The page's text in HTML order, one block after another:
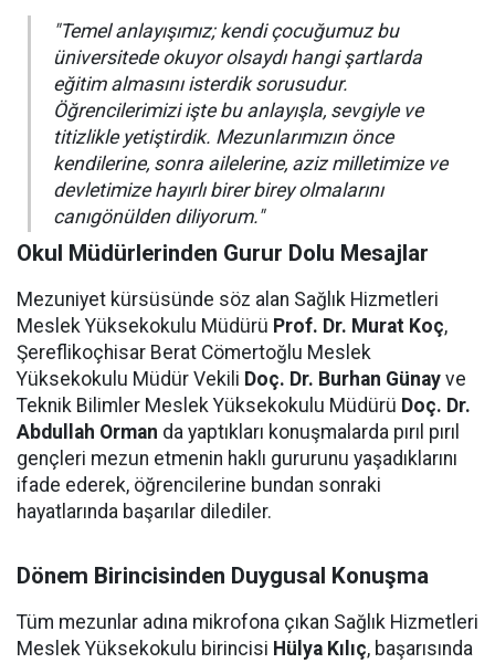
"Temel anlayışımız; kendi çocuğumuz bu
üniversitede okuyor olsaydı hangi şartlarda
eğitim almasını isterdik sorusudur.
Öğrencilerimizi işte bu anlayışla, sevgiyle ve
titizlikle yetiştirdik. Mezunlarımızın önce
kendilerine, sonra ailelerine, aziz milletimize ve
devletimize hayırlı birer birey olmalarını
canıgönülden diliyorum."
Okul Müdürlerinden Gurur Dolu Mesajlar
Mezuniyet kürsüsünde söz alan Sağlık Hizmetleri
Meslek Yüksekokulu Müdürü Prof. Dr. Murat Koç,
Şereflikoçhisar Berat Cömertoğlu Meslek
Yüksekokulu Müdür Vekili Doç. Dr. Burhan Günay ve
Teknik Bilimler Meslek Yüksekokulu Müdürü Doç. Dr.
Abdullah Orman da yaptıkları konuşmalarda pırıl pırıl
gençleri mezun etmenin haklı gururunu yaşadıklarını
ifade ederek, öğrencilerine bundan sonraki
hayatlarında başarılar dilediler.
Dönem Birincisinden Duygusal Konuşma
Tüm mezunlar adına mikrofona çıkan Sağlık Hizmetleri
Meslek Yüksekokulu birincisi Hülya Kılıç, başarısında